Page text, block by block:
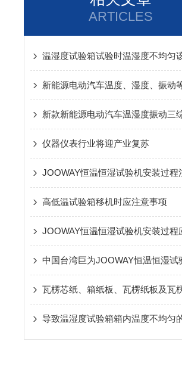
ARTICLES
仪器仪表行业将迎产业复苏
高低温试验箱移机时应注意事项